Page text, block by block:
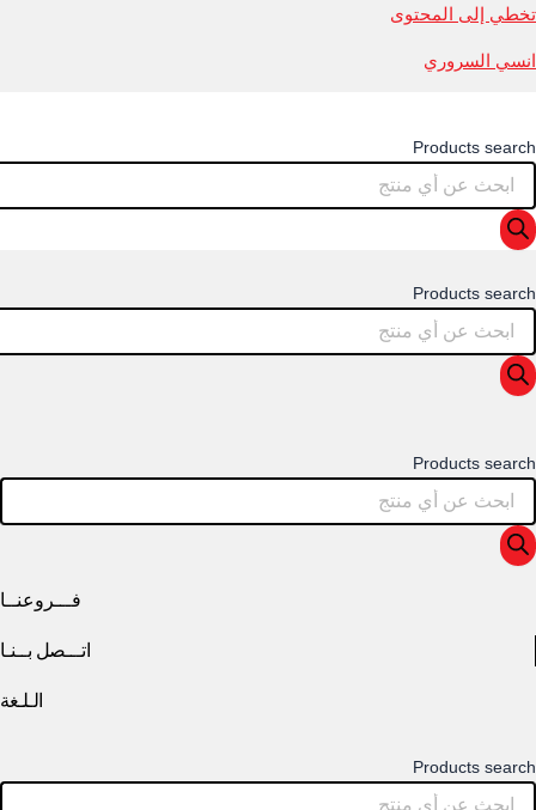
تخطي إلى المحتوى
انسي السروري
Products search
Products search
Products search
فـــروعنــا
اتـــصل بــنـا
الـلـغة
Products search